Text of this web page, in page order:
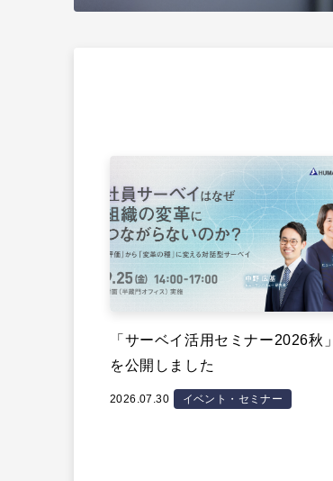
「サーベイ活用セミナー2026秋」
を公開しました
2026.07.30 イベント・セミナー